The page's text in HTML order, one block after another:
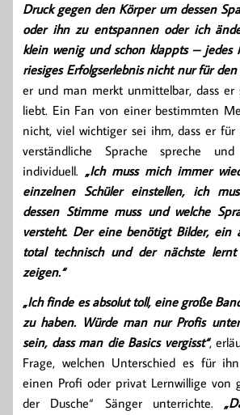
Druck gegen den Körper um dessen
oder ihn zu entspannen oder ich
klein wenig und schon klappts – jedes
riesiges Erfolgserlebnis nicht nur für den
er und man merkt unmittelbar, dass er
liebt. Ein Fan von einer bestimmten
nicht, viel wichtiger sei ihm, dass er für
verständliche Sprache spreche
individuell. „Ich muss mich immer
einzelnen Schüler einstellen, ich
dessen Stimme muss und welche
versteht. Der eine benötigt Bilder, ein
total technisch und der nächste
zeigen.“
„Ich finde es absolut toll, eine große
zu haben. Würde man nur Profis
sein, dass man die Basics vergisst“,
Frage, welchen Unterschied es für
einen Profi oder privat Lernwillige von
der Dusche“ Sänger unterrichte.